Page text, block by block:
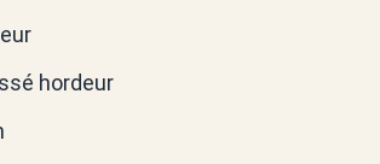
hordeur